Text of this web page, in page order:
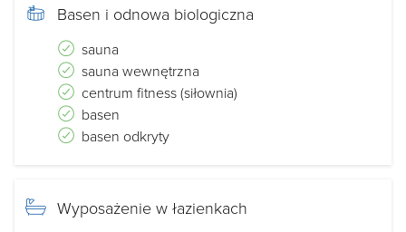
Basen i odnowa biologiczna
sauna
sauna wewnętrzna
centrum fitness (siłownia)
basen
basen odkryty
Wyposażenie w łazienkach